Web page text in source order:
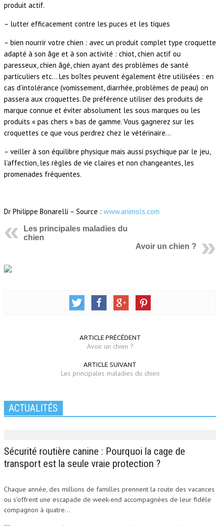
produit actif.
– lutter efficacement contre les puces et les tiques
– bien nourrir votre chien : avec un produit complet type croquette
adapté à son âge et à son activité : chiot, chien actif ou
paresseux, chien âgé, chien ayant des problèmes de santé
particuliers etc… Les boîtes peuvent également être utilisées : en
cas d’intolérance (vomissement, diarrhée, problèmes de peau) on
passera aux croquettes. De préférence utiliser des produits de
marque connue et éviter absolument les sous marques ou les
produits « pas chers » bas de gamme. Vous gagnerez sur les
croquettes ce que vous perdrez chez le vétérinaire…
– veiller à son équilibre physique mais aussi psychique par le jeu,
l’affection, les règles de vie claires et non changeantes, les
promenades fréquentes.
Dr Philippe Bonarelli – Source : www.animols.com
Les principales maladies du
chien
Avoir un chien ?
ARTICLE PRÉCÉDENT
Avoir un chien ?
ARTICLE SUIVANT
Les principales maladies du chien
ACTUALITÉS
Sécurité routière canine : Pourquoi la cage de
transport est la seule vraie protection ?
Chaque année, des millions de familles prennent la route des vacances
ou s'offrent une escapade de week-end accompagnées de leur fidèle
compagnon à quatre...